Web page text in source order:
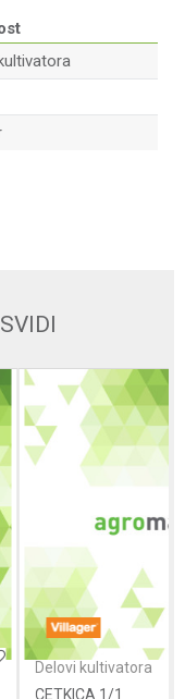
Delovi kultivatora
CETKICA 1/1